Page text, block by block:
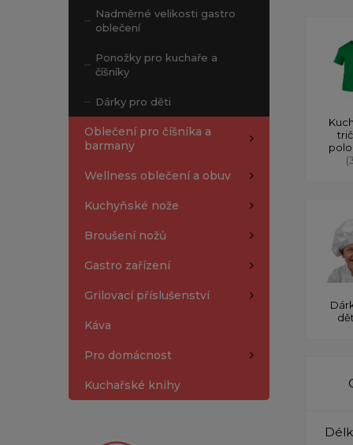
Nadměrné velikosti gastro
oblečení
Ponožky pro kuchaře a
číšníky
Dárky pro děti
Oblečení pro číšníka a
barmany
Wellness oblečení a obuv
Kuchyňské nože
Broušení nožů
Gastro zařízení
Grilovací příslušenství
Káva
Pro domácnost
Kuchařské knihy